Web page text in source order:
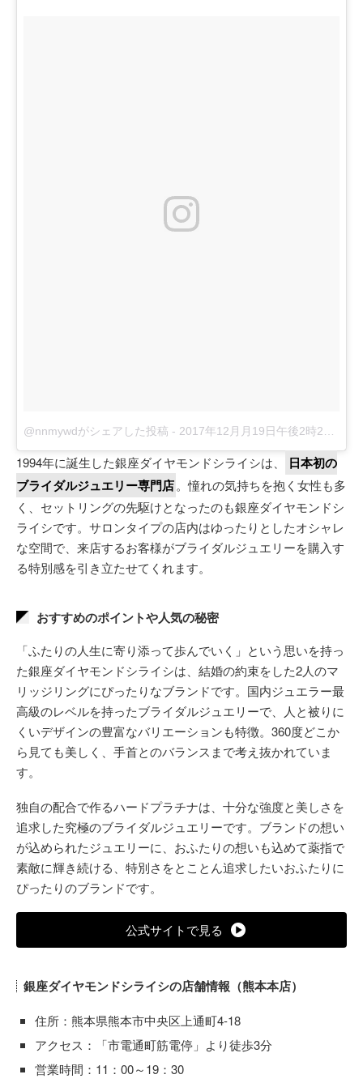
@nnmywdがシェアした投稿 - 2017年12月月19日午後2時24分PST
1994年に誕生した銀座ダイヤモンドシライシは、
日本初の
ブライダルジュエリー専門店。憧れの気持ちを抱く女性も多
く、セットリングの先駆けとなったのも銀座ダイヤモンドシ
ライシです。サロンタイプの店内はゆったりとしたオシャレ
な空間で、来店するお客様がブライダルジュエリーを購入す
る特別感を引き立たせてくれます。
おすすめのポイントや人気の秘密
「ふたりの人生に寄り添って歩んでいく」という思いを持っ
た銀座ダイヤモンドシライシは、結婚の約束をした2人のマ
リッジリングにぴったりなブランドです。国内ジュエラー最
高級のレベルを持ったブライダルジュエリーで、人と被りに
くいデザインの豊富なバリエーションも特徴。360度どこか
ら見ても美しく、手首とのバランスまで考え抜かれていま
す。
独自の配合で作るハードプラチナは、十分な強度と美しさを
追求した究極のブライダルジュエリーです。ブランドの想い
が込められたジュエリーに、おふたりの想いも込めて薬指で
素敵に輝き続ける、特別さをとことん追求したいおふたりに
ぴったりのブランドです。
公式サイトで見る
銀座ダイヤモンドシライシの店舗情報（熊本本店）
住所：熊本県熊本市中央区上通町4-18
アクセス：「市電通町筋電停」より徒歩3分
営業時間：11：00～19：30